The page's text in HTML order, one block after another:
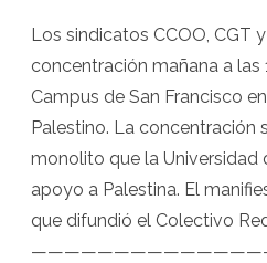
a
las
11h
Los sindicatos CCOO, CGT
concentración mañana a las
Campus de San Francisco
Palestino. La concentración
monolito que la Universidad
apoyo a Palestina. El
que difundió el Colectivo